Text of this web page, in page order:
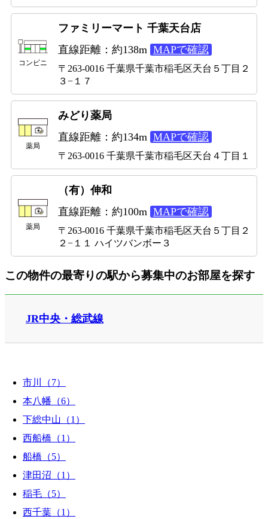
コンビニ
ファミリーマート 千葉天台店
直線距離：約138m MAPで確認
〒263-0016 千葉県千葉市稲毛区天台５丁目２
３−１７
薬局
みどり薬局
直線距離：約134m MAPで確認
〒263-0016 千葉県千葉市稲毛区天台４丁目１
薬局
（有）伸和
直線距離：約100m MAPで確認
〒263-0016 千葉県千葉市稲毛区天台５丁目２
２−１１ ハイツバンボー３
この物件の最寄りの駅から募集中のお部屋を探す
JR中央・総武線
市川（7）
本八幡（6）
下総中山（1）
西船橋（1）
船橋（5）
津田沼（1）
稲毛（5）
西千葉（1）